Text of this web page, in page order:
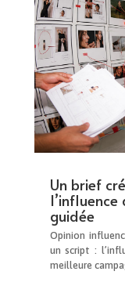
Un brief
l’influence
guidée
Opinion
un script :
meilleure